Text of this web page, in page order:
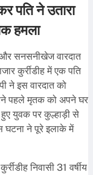
पति ने उतारा
हमला
सनसनीखेज वारदात
कुर्रीडीह में एक पति
ने इस वारदात को
पहले मृतक को अपने घर
युवक पर कुल्हाड़ी से
घटना ने पूरे इलाके में
निवासी 31 वर्षीय